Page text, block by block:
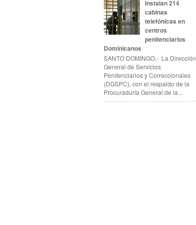
Instalan 214
cabinas
telefónicas en
centros
penitenciarios
Dominicanos
SANTO DOMINGO.- La Dirección
General de Servicios
Penitenciarios y Correccionales
(DGSPC), con el respaldo de la
Procuraduría General de la...